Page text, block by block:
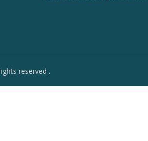
reserved .